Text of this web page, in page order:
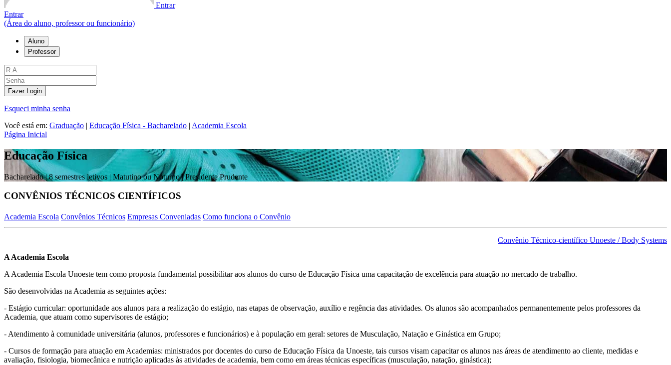
Entrar
Entrar
(Área do aluno, professor ou funcionário)
Aluno
Professor
Fazer Login
Esqueci minha senha
Você está em: Graduação | Educação Física - Bacharelado | Academia Escola
Página Inicial
Educação Física
Bacharelado |8 semestres letivos | Matutino ou Noturno| Presidente Prudente
CONVÊNIOS TÉCNICOS CIENTÍFICOS
Academia Escola Convênios Técnicos Empresas Conveniadas Como funciona o Convênio
Convênio Técnico-científico Unoeste / Body Systems
A Academia Escola
A Academia Escola Unoeste tem como proposta fundamental possibilitar aos alunos do curso de Educação Física uma capacitação de excelência para atuação no mercado de trabalho.
São desenvolvidas na Academia as seguintes ações:
- Estágio curricular: oportunidade aos alunos para a realização do estágio, nas etapas de observação, auxílio e regência das atividades. Os alunos são acompanhados permanentemente pelos professores da
Academia, que atuam como supervisores de estágio;
- Atendimento à comunidade universitária (alunos, professores e funcionários) e à população em geral: setores de Musculação, Natação e Ginástica em Grupo;
- Cursos de formação para atuação em Academias: ministrados por docentes do curso de Educação Física da Unoeste, tais cursos visam capacitar os alunos nas áreas de atendimento ao cliente, medidas e
avaliação, fisiologia, biomecânica e nutrição aplicadas às atividades de academia, bem como em áreas técnicas específicas (musculação, natação, ginástica);